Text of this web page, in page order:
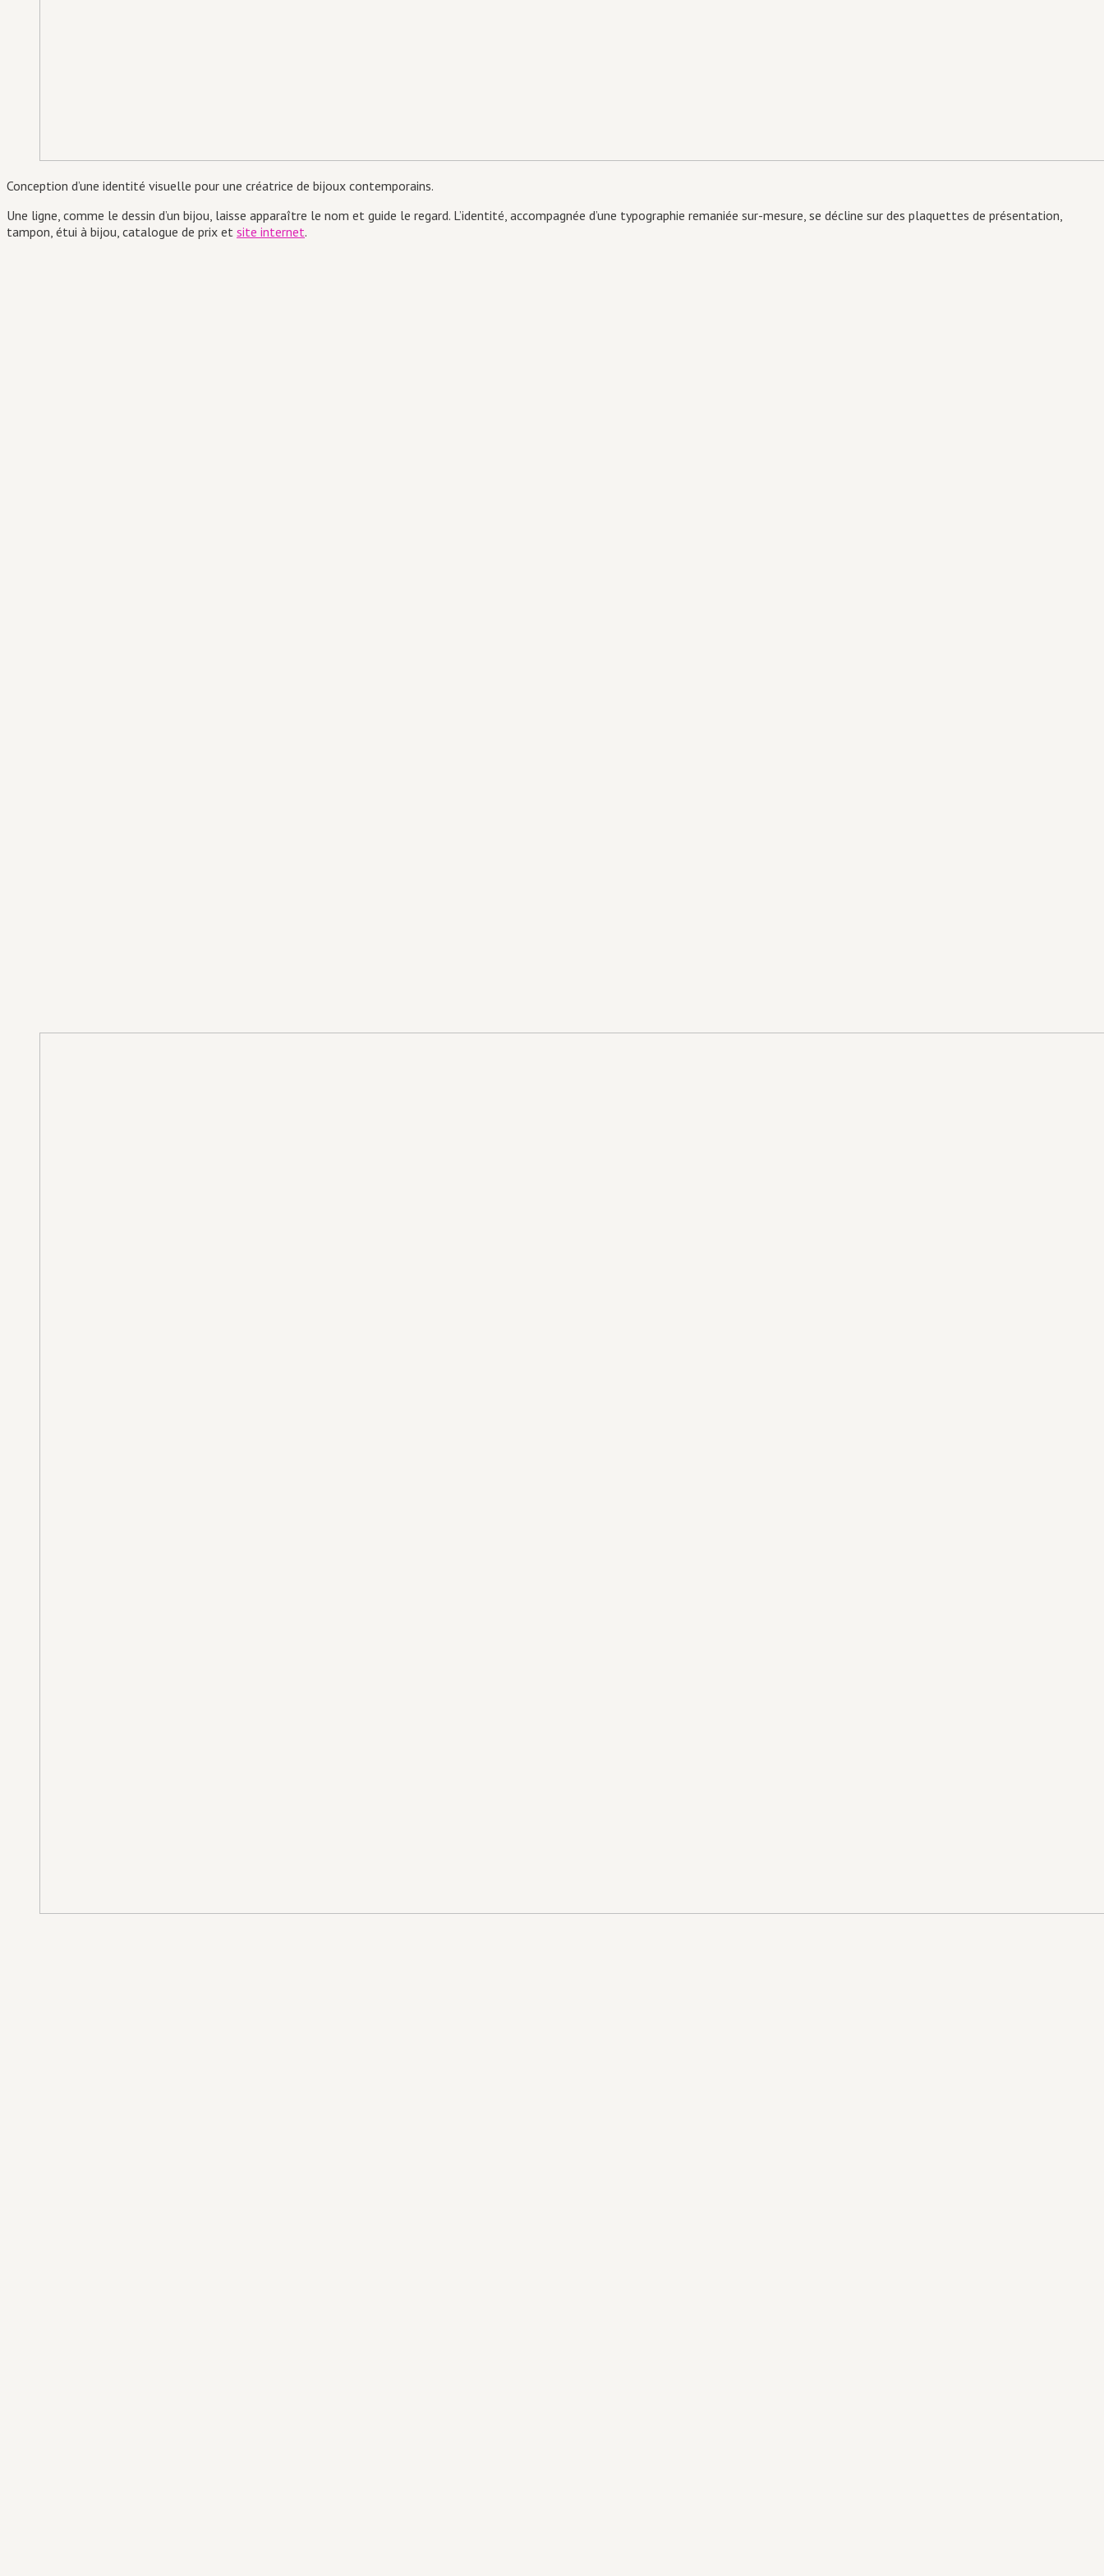
Conception d’une identité visuelle pour une créatrice de bijoux contemporains.
Une ligne, comme le dessin d’un bijou, laisse apparaître le nom et guide le regard. L’identité, accompagnée d’une typographie remaniée sur-mesure, se décline sur des plaquettes de présentation,
tampon, étui à bijou, catalogue de prix et site internet.